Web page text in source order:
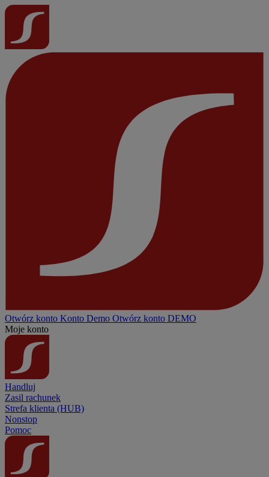
Otwórz konto Konto Demo Otwórz konto DEMO
Moje konto
Handluj
Zasil rachunek
Strefa klienta (HUB)
Nonstop
Pomoc